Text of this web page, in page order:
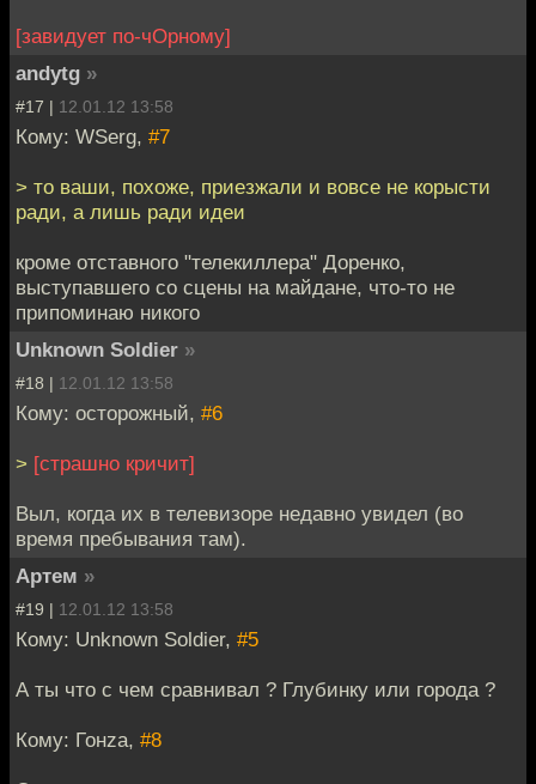
[завидует по-чОрному]
andytg »
#17 | 12.01.12 13:58
Кому: WSerg, #7
> то ваши, похоже, приезжали и вовсе не корысти
ради, а лишь ради идеи
кроме отставного "телекиллера" Доренко,
выступавшего со сцены на майдане, что-то не
припоминаю никого
Unknown Soldier »
#18 | 12.01.12 13:58
Кому: осторожный, #6
> [страшно кричит]
Выл, когда их в телевизоре недавно увидел (во
время пребывания там).
Артем »
#19 | 12.01.12 13:58
Кому: Unknown Soldier, #5
А ты что с чем сравнивал ? Глубинку или города ?
Кому: Гонzа, #8